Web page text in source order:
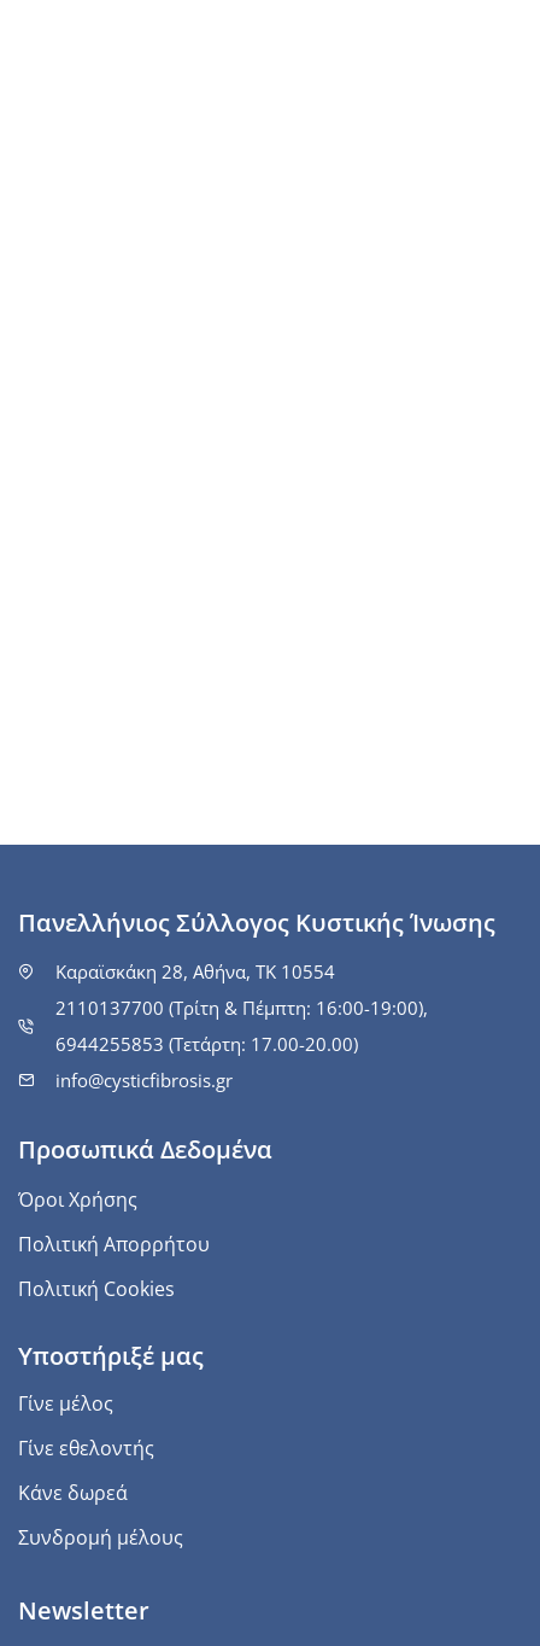
Πανελλήνιος Σύλλογος Κυστικής Ίνωσης
Καραϊσκάκη 28, Αθήνα, ΤΚ 10554
2110137700 (Τρίτη & Πέμπτη: 16:00-19:00),
6944255853 (Τετάρτη: 17.00-20.00)
info@cysticfibrosis.gr
Προσωπικά Δεδομένα
Όροι Χρήσης
Πολιτική Απορρήτου
Πολιτική Cookies
Υποστήριξέ μας
Γίνε μέλος
Γίνε εθελοντής
Κάνε δωρεά
Συνδρομή μέλους
Newsletter